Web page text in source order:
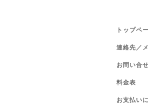
トップペ
連絡先／
お問い合
料金表
お支払い